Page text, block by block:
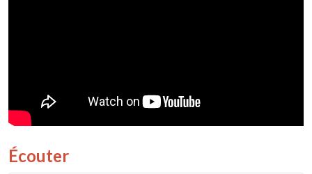
Écouter